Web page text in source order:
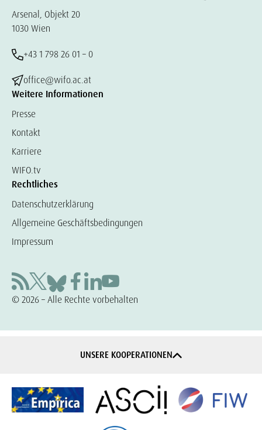
Arsenal, Objekt 20
1030 Wien
+43 1 798 26 01 – 0
office@wifo.ac.at
Weitere Informationen
Presse
Kontakt
Karriere
WIFO.tv
Rechtliches
Datenschutzerklärung
Allgemeine Geschäftsbedingungen
Impressum
© 2026 – Alle Rechte vorbehalten
UNSERE KOOPERATIONEN